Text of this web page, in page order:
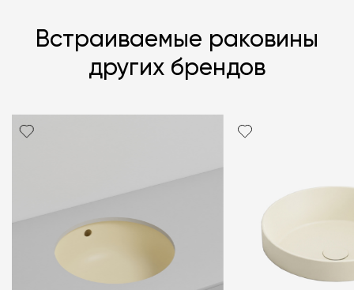
Встраиваемые раковины
других брендов